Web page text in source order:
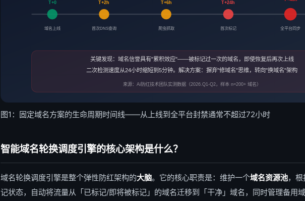
T+0
域名上线
T+2h
首次DNS查询
T+6h
爬虫抓取
T+24h
首次标记 全平台同步
关键发现：域名信誉具有"累积效应"——被标记过一次的域名，即使恢复后再次上线
二次检测速度从24小时缩短到5分钟。解决方案：摒弃"修域名"思维，转向"换域名"架构
来源：Ai防红技术团队实测数据（2026.Q1-Q2，样本 n=200+ 域名）
图1：固定域名方案的生命周期时间线——从上线到全平台封禁通常不超过72小时
智能域名轮换调度引擎的核心架构是什么？
域名轮换调度引擎是整个弹性防红架构的大脑。它的核心职责是：维护一个域名资源池，根
记状态，自动将流量从「已标记/即将被标记」的域名迁移到「干净」域名，同时管理备用